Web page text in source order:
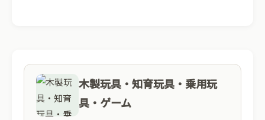
木製玩具・知育玩具・乗用玩
具・ゲーム